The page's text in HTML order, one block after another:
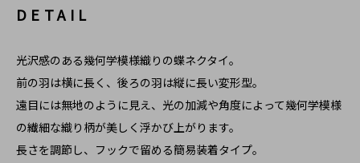
DETAIL
光沢感のある幾何学模様織りの蝶ネクタイ。
前の羽は横に長く、後ろの羽は縦に長い変形型。
遠目には無地のように見え、光の加減や角度によって幾何学模様
の繊細な織り柄が美しく浮かび上がります。
長さを調節し、フックで留める簡易装着タイプ。